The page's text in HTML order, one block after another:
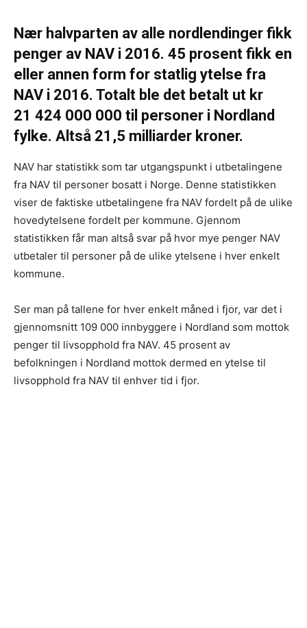
Nær halvparten av alle nordlendinger fikk
penger av NAV i 2016. 45 prosent fikk en
eller annen form for statlig ytelse fra
NAV i 2016. Totalt ble det betalt ut kr
21 424 000 000 til personer i Nordland
fylke. Altså 21,5 milliarder kroner.
NAV har statistikk som tar utgangspunkt i utbetalingene
fra NAV til personer bosatt i Norge. Denne statistikken
viser de faktiske utbetalingene fra NAV fordelt på de ulike
hovedytelsene fordelt per kommune. Gjennom
statistikken får man altså svar på hvor mye penger NAV
utbetaler til personer på de ulike ytelsene i hver enkelt
kommune.
Ser man på tallene for hver enkelt måned i fjor, var det i
gjennomsnitt 109 000 innbyggere i Nordland som mottok
penger til livsopphold fra NAV. 45 prosent av
befolkningen i Nordland mottok dermed en ytelse til
livsopphold fra NAV til enhver tid i fjor.